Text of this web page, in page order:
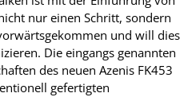
nur einen Schritt, sondern
und will dies
Die eingangs genannten
des neuen Azenis FK453
gefertigten